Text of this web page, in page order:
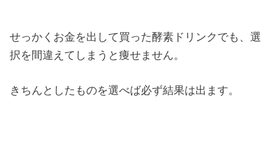
せっかくお金を出して買った酵素ドリンクでも、選
択を間違えてしまうと痩せません。
きちんとしたものを選べば必ず結果は出ます。